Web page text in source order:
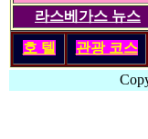
라스베가스 뉴스
호 텔 관광 코스